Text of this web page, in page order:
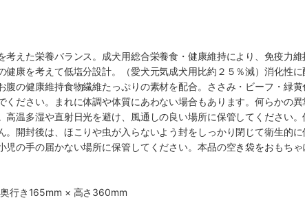
考えた栄養バランス。成犬用総合栄養食・健康維持により、免疫力
健康を考えて低塩分設計。（愛犬元気成犬用比約２５％減）消化性
腹の健康維持食物繊維たっぷりの素材を配合。ささみ・ビーフ・緑
ください。まれに体調や体質にあわない場合もあります。何らかの
高温多湿や直射日光を避け、風通しの良い場所に保管してください
。開封後は、ほこりや虫が入らないよう封をしっかり閉じて衛生的
児の手の届かない場所に保管してください。本品の空き袋をおもちゃ
行き165mm × 高さ360mm